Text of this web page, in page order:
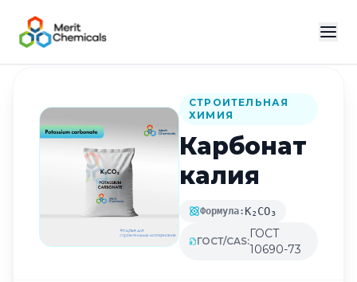
Назад в каталог
СТРОИТЕЛЬНАЯ
ХИМИЯ
Карбонат
калия
Формула: K₂CO₃
ГОСТ/CAS:
ГОСТ
10690-73